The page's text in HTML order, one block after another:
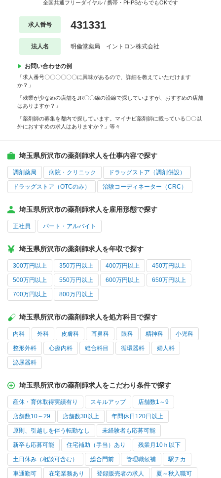
全国共通フリーダイヤル / 携帯・PHPSからでもOKです
求人番号 431331
法人名 明倫堂薬局 イントロン株式会社
お問い合わせの例
「求人番号〇〇〇〇〇〇に興味があるので、詳細を教えていただけます
か？」
「残業が少なめの店舗をJR〇〇線の沿線で探していますが、おすすめの店舗
はありますか？」
「薬剤師の募集を都内で探しています。マイナビ薬剤師に載っている〇〇以
外におすすめの求人はありますか？」等々
埼玉県所沢市の薬剤師求人を仕事内容で探す
調剤薬局 病院・クリニック ドラッグストア（調剤併設）
ドラッグストア（OTCのみ） 治験コーディネーター（CRC）
埼玉県所沢市の薬剤師求人を雇用形態で探す
正社員 パート・アルバイト
埼玉県所沢市の薬剤師求人を年収で探す
300万円以上 350万円以上 400万円以上 450万円以上
500万円以上 550万円以上 600万円以上 650万円以上
700万円以上 800万円以上
埼玉県所沢市の薬剤師求人を処方科目で探す
内科 外科 皮膚科 耳鼻科 眼科 精神科 小児科
整形外科 心療内科 総合科目 循環器科 婦人科
泌尿器科
埼玉県所沢市の薬剤師求人をこだわり条件で探す
産休・育休取得実績有り スキルアップ 店舗数1～9
店舗数10～29 店舗数30以上 年間休日120日以上
原則、引越しを伴う転勤なし 未経験者も応募可能
新卒も応募可能 住宅補助（手当）あり 残業月10ｈ以下
土日休み（相談可含む） 総合門前 管理職候補 駅チカ
車通勤可 在宅業務あり 登録販売者の求人 夏～秋入職可